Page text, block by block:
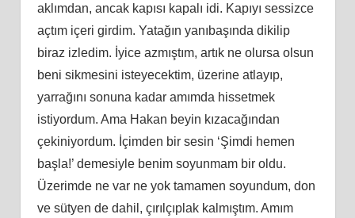
aklımdan, ancak kapısı kapalı idi. Kapıyı sessizce
açtım içeri girdim. Yatağın yanıbaşında dikilip
biraz izledim. İyice azmıştım, artık ne olursa olsun
beni sikmesini isteyecektim, üzerine atlayıp,
yarrağını sonuna kadar amımda hissetmek
istiyordum. Ama Hakan beyin kızacağından
çekiniyordum. İçimden bir sesin ‘Şimdi hemen
başla!’ demesiyle benim soyunmam bir oldu.
Üzerimde ne var ne yok tamamen soyundum, don
ve sütyen de dahil, çırılçıplak kalmıştım. Amım